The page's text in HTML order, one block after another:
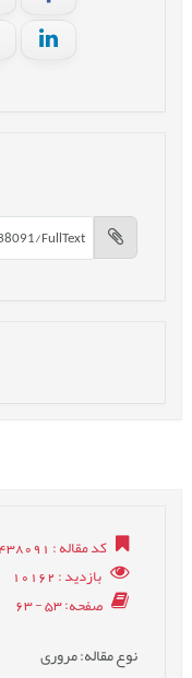
کد مقاله: 1401032438091
بازدید: 10162
صفحه: 53 - 63
نوع مقاله: مروری